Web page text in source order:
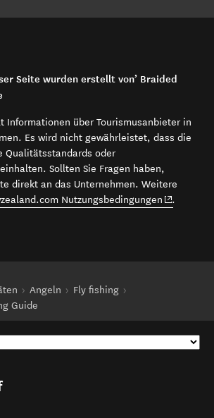
Seite wurden erstellt von’ Braided
Informationen über Tourismusanbieter in
Es wird nicht gewährleistet, dass die
Qualitätsstandards oder
Sollten Sie Fragen haben,
direkt an das Unternehmen. Weitere
Nutzungsbedingungen (opens in
.
Angeln
Fly fishing
Guide